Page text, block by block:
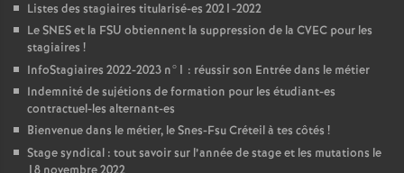
Listes des stagiaires titularisé-es 2021-2022
LeSNESet la FSU obtiennent la suppression de la CVEC pour les
stagiaires !
InfoStagiaires 2022-2023 n°1 : réussir son Entrée dans le métier
Indemnité de sujétions de formation pour les étudiant-es
contractuel-les alternant-es
Bienvenue dans le métier, le Snes-Fsu Créteil à tes côtés !
Stage syndical : tout savoir sur l’année de stage et les mutations le